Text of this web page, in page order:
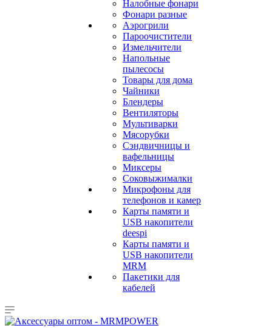
Налобные фонари
Фонари разные
Аэрогрили
Пароочистители
Измельчители
Напольные
пылесосы
Товары для дома
Чайники
Блендеры
Вентиляторы
Мультиварки
Мясорубки
Сэндвичницы и
вафельницы
Миксеры
Соковыжималки
Микрофоны для
телефонов и камер
Карты памяти и
USB накопители
deespi
Карты памяти и
USB накопители
MRM
Пакетики для
кабелей